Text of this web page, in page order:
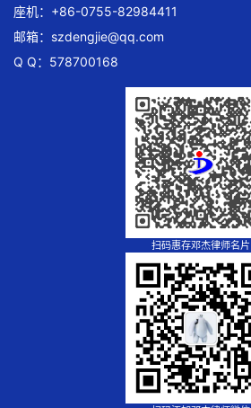
座机：+86-0755-82984411
邮箱： szdengjie@qq.com
Q Q：578700168
扫码惠存邓杰律师名片